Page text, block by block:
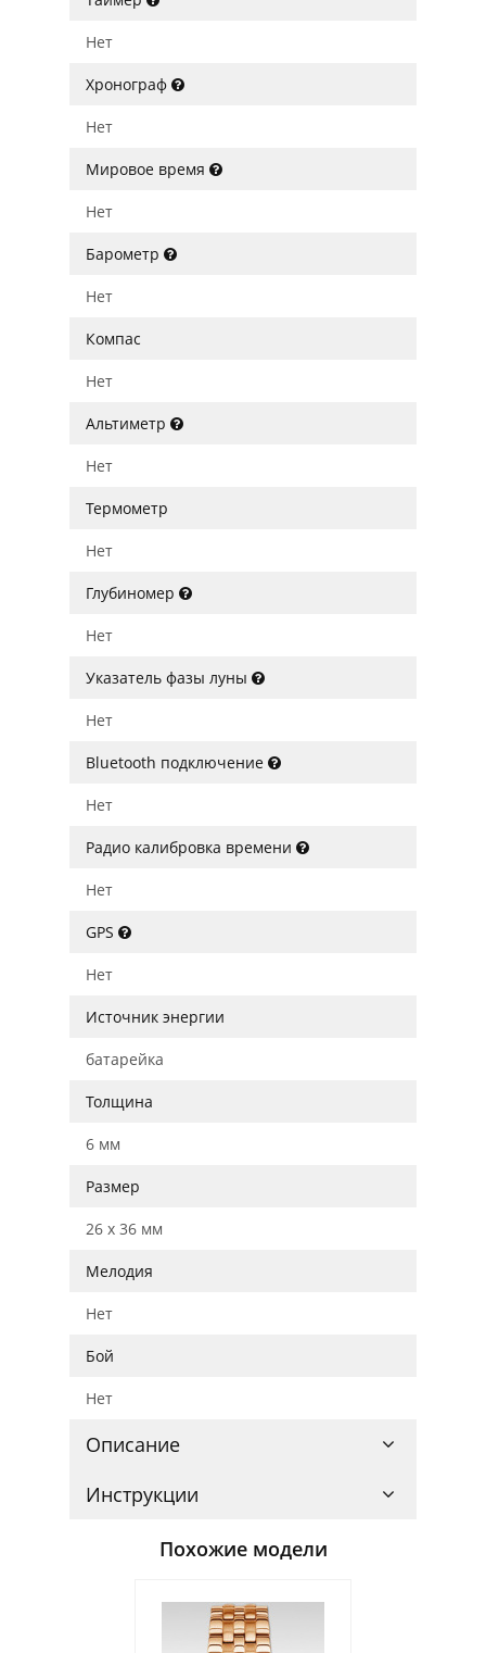
Нет
Хронограф
Нет
Мировое время
Нет
Барометр
Нет
Компас
Нет
Альтиметр
Нет
Термометр
Нет
Глубиномер
Нет
Указатель фазы луны
Нет
Bluetooth подключение
Нет
Радио калибровка времени
Нет
GPS
Нет
Источник энергии
батарейка
Толщина
6 мм
Размер
26 x 36 мм
Мелодия
Нет
Бой
Нет
Описание
Инструкции
Похожие модели